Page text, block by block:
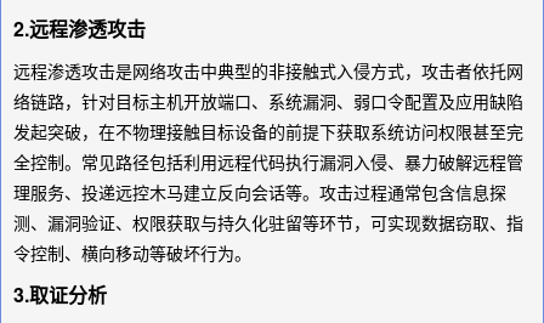
2.远程渗透攻击
远程渗透攻击是网络攻击中典型的非接触式入侵方式，攻击者依托网
络链路，针对目标主机开放端口、系统漏洞、弱口令配置及应用缺陷
发起突破，在不物理接触目标设备的前提下获取系统访问权限甚至完
全控制。常见路径包括利用远程代码执行漏洞入侵、暴力破解远程管
理服务、投递远控木马建立反向会话等。攻击过程通常包含信息探
测、漏洞验证、权限获取与持久化驻留等环节，可实现数据窃取、指
令控制、横向移动等破坏行为。
3.取证分析